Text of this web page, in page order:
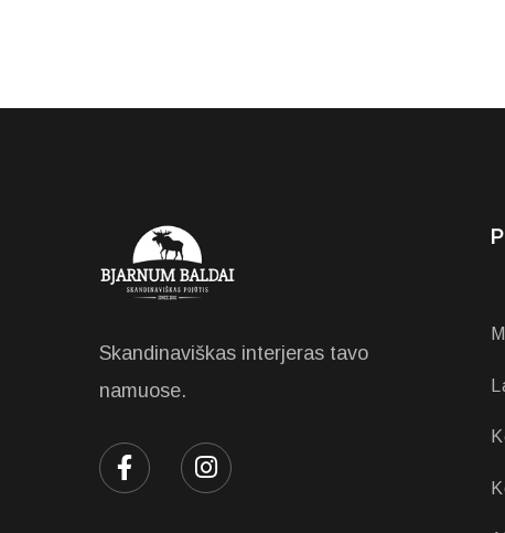
Skandinaviškas interjeras tavo
namuose.